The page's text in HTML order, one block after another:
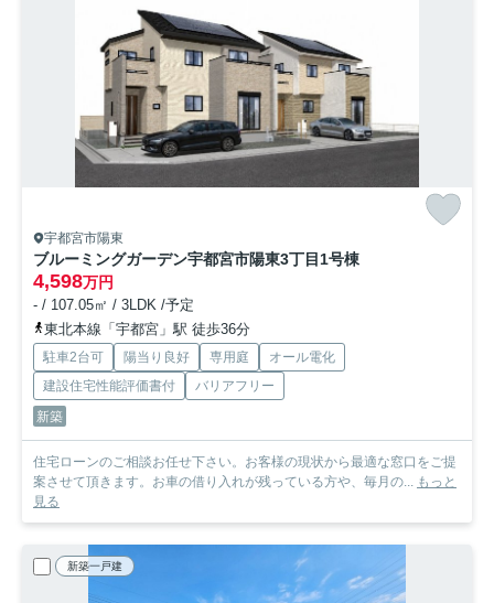
宇都宮市陽東
ブルーミングガーデン宇都宮市陽東3丁目1号棟
4,598万円
- / 107.05㎡ / 3LDK /予定
東北本線「宇都宮」駅 徒歩36分
駐車2台可 陽当り良好 専用庭
オール電化
建設住宅性能評価書付
バリアフリー
新築
住宅ローンのご相談お任せ下さい。お客様の現状から最適な窓口をご提
案させて頂きます。お車の借り入れが残っている方や、毎月の... もっと
見る
新築一戸建